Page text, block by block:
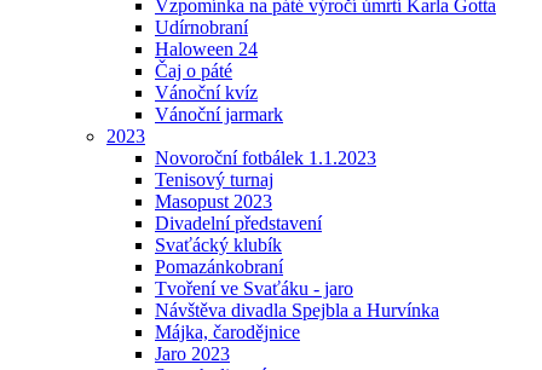
Vzpomínka na páté výročí úmrtí Karla Gotta
Udírnobraní
Haloween 24
Čaj o páté
Vánoční kvíz
Vánoční jarmark
2023
Novoroční fotbálek 1.1.2023
Tenisový turnaj
Masopust 2023
Divadelní představení
Svaťácký klubík
Pomazánkobraní
Tvoření ve Svaťáku - jaro
Návštěva divadla Spejbla a Hurvínka
Májka, čarodějnice
Jaro 2023